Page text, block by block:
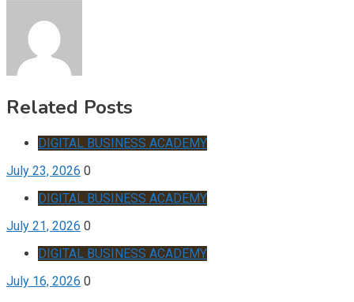
Related Posts
DIGITAL BUSINESS ACADEMY
July 23, 2026 0
DIGITAL BUSINESS ACADEMY
July 21, 2026 0
DIGITAL BUSINESS ACADEMY
July 16, 2026 0